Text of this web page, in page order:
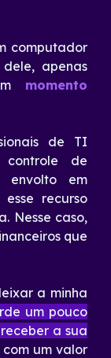
computador
apenas
momento
de TI
de
envolto em
recurso
Nesse caso,
que
a minha
um pouco
a sua
um valor